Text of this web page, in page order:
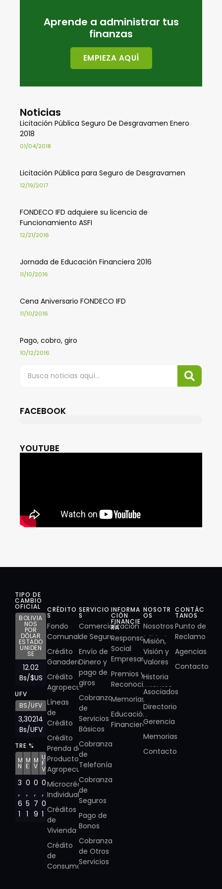
Aprende a administrar tus
finanzas
EMPIEZA AQUÍ
Noticias
Licitación Pública Seguro De Desgravamen Enero
2018
01/04/2018
Licitación Pública para Seguro de Desgravamen
12/19/2017
FONDECO IFD adquiere su licencia de
Funcionamiento ASFI
12/21/2016
Jornada de Educación Financiera 2016
11/10/2016
Cena Aniversario FONDECO IFD
11/10/2016
Pago, cobro, giro
10/12/2016
FACEBOOK
YOUTUBE
CRÉDITO
S
Fondo
Comunal
Crédito
Ganadero
Crédito
Agropecuario
Líneas
de
Crédito
Crédito
Prenda de
Producto
Agropecuario
Microcrédito
Individual
Créditos
de
Vivienda
Crédito
de
Consumo
SERVICIO
S
Comercialización
de Seguros
Envío de
Dinero y
pago de
giros
Cobranza
de
Servicios
Básicos
Cobranza
de
Telefonía
Cobranza
de
Seguros
Pago de
Bonos
Cobranza
de Otros
Servicios
INFORMA
CIÓN
FINANCIE
RA
Responsabilidad
Social
Empresarial
Premios y
Reconocimientos
Memorias
Educación
Financiera
NOSOTR
OS
Nosotros
Misión,
Visión y
Valores
Historia
Asociados
Directorio
Gerencia
Memorias
Contacto
CONTÁC
TANOS
Punto de
Reclamo
Agencias
Contacto
TIPO DE
CAMBIO
OFICIAL
BOLIVIA
NOS
POR
DÓLAR
ESTADO
UNIDEN
SE
12.02
Bs/$US
UFV
BS/UFV
3,30214
Bs/UFV
TRE %
M
N
M
E
M
V
U
F
V
3
,
6
1
0
,
5
1
0
,
7
9
0
,
0
1